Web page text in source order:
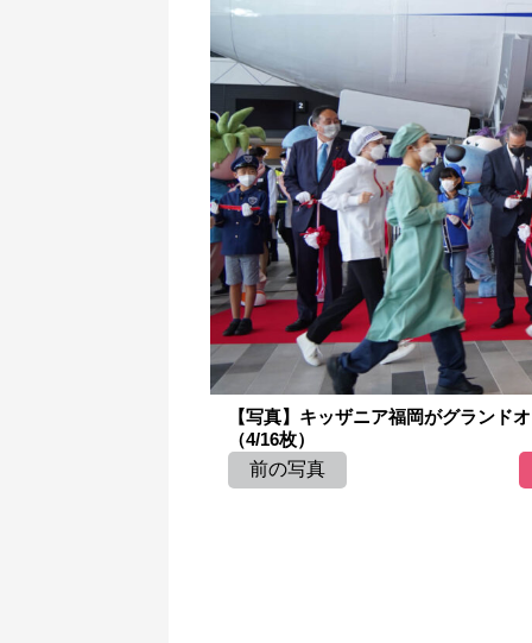
【写真】キッザニア福岡がグランド
（4/16枚）
前の写真